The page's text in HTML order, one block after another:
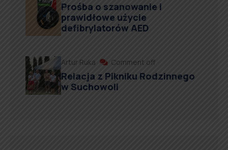
Prośba o szanowanie i
prawidłowe użycie
defibrylatorów AED
Artur Ruka Comment off
Relacja z Pikniku Rodzinnego
w Suchowoli